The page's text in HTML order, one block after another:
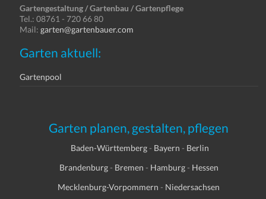
Gartengestaltung / Gartenbau / Gartenpflege
Tel.: 08761 - 720 66 80
Mail:garten@gartenbauer.com
Garten aktuell:
Gartenpool
Garten planen, gestalten, pflegen
Baden-Württemberg- Bayern - Berlin
Brandenburg- Bremen - Hamburg- Hessen
Mecklenburg-Vorpommern - Niedersachsen